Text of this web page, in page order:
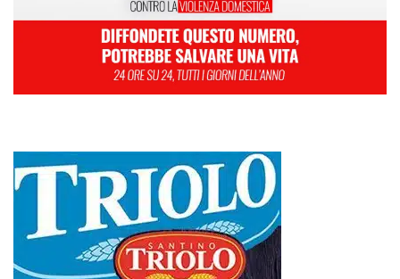
M M G V